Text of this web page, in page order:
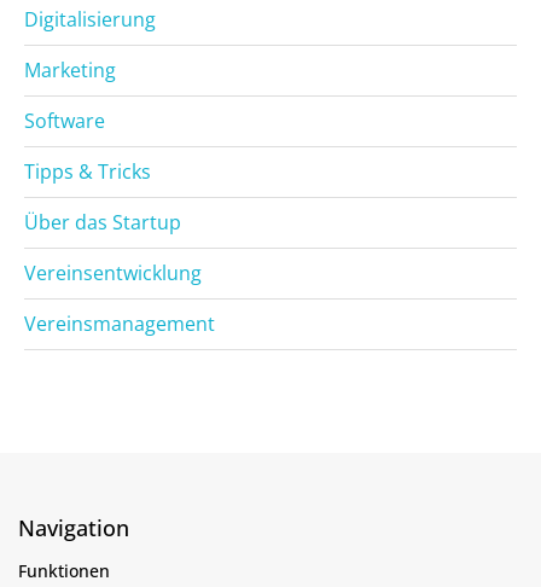
Digitalisierung
Marketing
Software
Tipps & Tricks
Über das Startup
Vereinsentwicklung
Vereinsmanagement
Navigation
Funktionen